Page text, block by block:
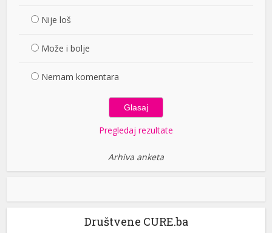
Nije loš
Može i bolje
Nemam komentara
Pregledaj rezultate
Arhiva anketa
Društvene CURE.ba